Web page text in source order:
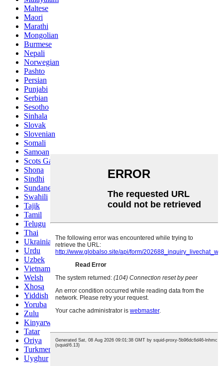
Maltese
Maori
Marathi
Mongolian
Burmese
Nepali
Norwegian
Pashto
Persian
Punjabi
Serbian
Sesotho
Sinhala
Slovak
Slovenian
Somali
Samoan
Scots Gaelic
Shona
Sindhi
Sundanese
Swahili
Tajik
Tamil
Telugu
Thai
Ukrainian
Urdu
Uzbek
Vietnamese
Welsh
Xhosa
Yiddish
Yoruba
Zulu
Kinyarwanda
Tatar
Oriya
Turkmen
Uyghur